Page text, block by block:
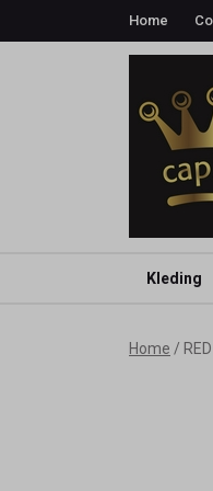
Home
Kleding
Home